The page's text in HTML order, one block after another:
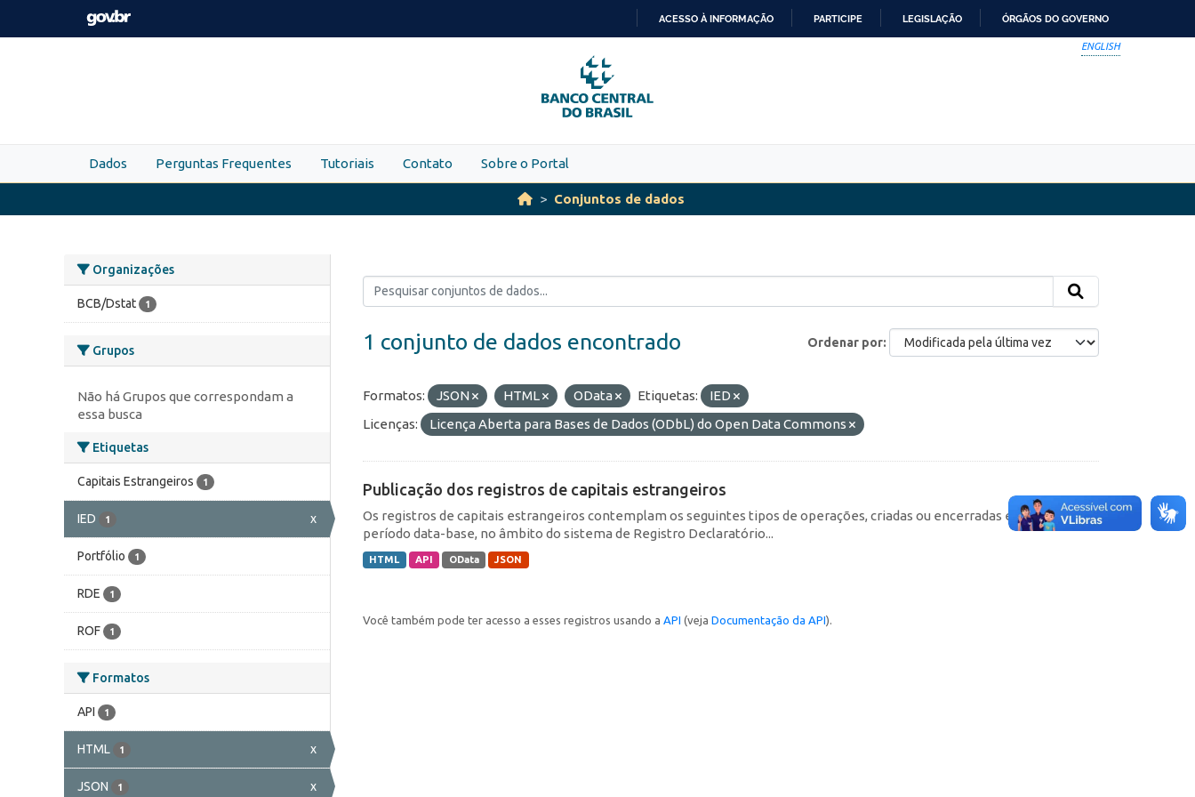
Skip to main content
PARA
O
CONTEÚDO
ACESSO À INFORMAÇÃO PARTICIPE LEGISLAÇÃO ÓRGÃOS DO GOVERNO
ENGLISH
Dados Perguntas Frequentes Tutoriais Contato Sobre o Portal
Conjuntos de dados
Organizações
BCB/Dstat 1
Grupos
Não há Grupos que correspondam a
essa busca
Etiquetas
Capitais Estrangeiros 1
IED 1 x
Portfólio 1
RDE 1
ROF 1
Formatos
API 1
HTML 1 x
JSON 1 x
Ordenar por
1 conjunto de dados encontrado
Formatos: JSON HTML OData Etiquetas:
IED
Licenças:
Licença Aberta para Bases de Dados (ODbL) do Open Data Commons
Publicação dos registros de capitais estrangeiros
Os registros de capitais estrangeiros contemplam os seguintes tipos de operações, criadas ou encerradas em cada
período data-base, no âmbito do sistema de Registro Declaratório...
HTML API OData JSON
Você também pode ter acesso a esses registros usando a API (veja Documentação da API).